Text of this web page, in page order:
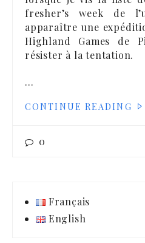
fresher’s week de
apparaître une
Highland Games de
résister à la tentation.
…
CONTINUE READING
0
Français
English